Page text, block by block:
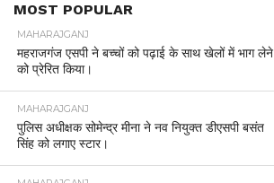
MOST POPULAR
MAHARAJGANJ
महराजगंज एसपी ने बच्चों को पढ़ाई के साथ खेलों में भाग लेने
को प्रेरित किया।
MAHARAJGANJ
पुलिस अधीक्षक सोमेन्द्र मीना ने नव नियुक्त डीएसपी बसंत
सिंह को लगाए स्टार।